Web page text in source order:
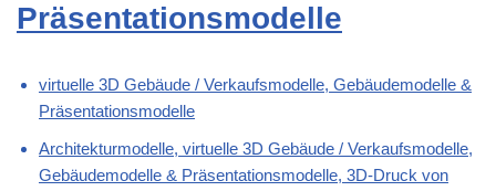
Präsentationsmodelle
virtuelle 3D Gebäude / Verkaufsmodelle, Gebäudemodelle &
Präsentationsmodelle
Architekturmodelle, virtuelle 3D Gebäude / Verkaufsmodelle,
Gebäudemodelle & Präsentationsmodelle, 3D-Druck von